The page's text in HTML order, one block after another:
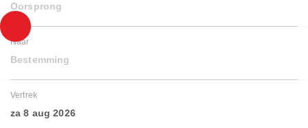
Oorsprong
Naar
Bestemming
Vertrek
za 8 aug 2026